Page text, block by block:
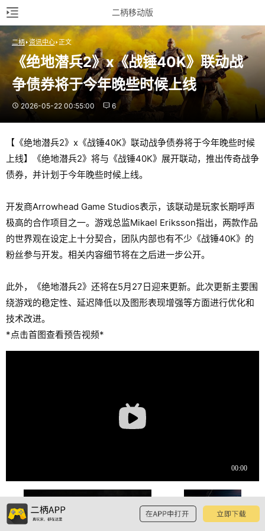
二柄移动版
二柄 资讯中心 正文
《绝地潜兵2》x《战锤40K》联动战
争债券将于今年晚些时候上线
2026-05-22 00:55:00 6
【《绝地潜兵2》x《战锤40K》联动战争债券将于今年晚些时候
上线】《绝地潜兵2》将与《战锤40K》展开联动，推出传奇战争
债券，并计划于今年晚些时候上线。
开发商Arrowhead Game Studios表示，该联动是玩家长期呼声
极高的合作项目之一。游戏总监Mikael Eriksson指出，两款作品
的世界观在设定上十分契合，团队内部也有不少《战锤40K》的
粉丝参与开发。相关内容细节将在之后进一步公开。
此外，《绝地潜兵2》还将在5月27日迎来更新。此次更新主要围
绕游戏的稳定性、延迟降低以及图形表现增强等方面进行优化和
技术改进。
*点击首图查看预告视频*
预览